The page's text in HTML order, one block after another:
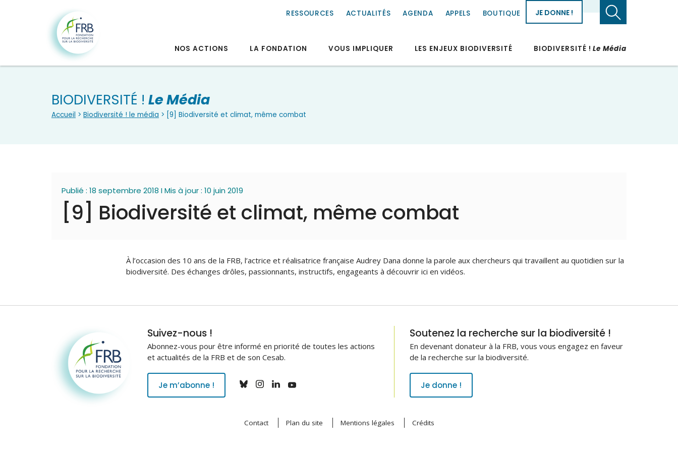
RESSOURCES ACTUALITÉS AGENDA APPELS BOUTIQUE JE DONNE !
NOS ACTIONS LA FONDATION VOUS IMPLIQUER LES ENJEUX BIODIVERSITÉ BIODIVERSITÉ !Le Média
BIODIVERSITÉ ! Le Média
Accueil > Biodiversité ! le média > [9] Biodiversité et climat, même combat
Publié : 18 septembre 2018 I Mis à jour : 10 juin 2019
[9] Biodiversité et climat, même combat
À l’occasion des 10 ans de la FRB, l’actrice et réalisatrice française Audrey Dana donne la parole aux chercheurs qui travaillent au quotidien sur la
biodiversité. Des échanges drôles, passionnants, instructifs, engageants à découvrir ici en vidéos.
Fondation pour la
recherche sur la
biodiversité
Suivez-nous !
Abonnez-vous pour être informé en priorité de toutes les actions
et actualités de la FRB et de son Cesab.
Je m’abonne !
Soutenez la recherche sur la biodiversité !
En devenant donateur à la FRB, vous vous engagez en faveur
de la recherche sur la biodiversité.
Je donne !
Contact Plan du site Mentions légales Crédits